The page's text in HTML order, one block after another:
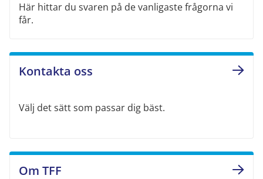
Här hittar du svaren på de vanligaste frågorna vi
får.
Kontakta oss
Välj det sätt som passar dig bäst.
Om TFF